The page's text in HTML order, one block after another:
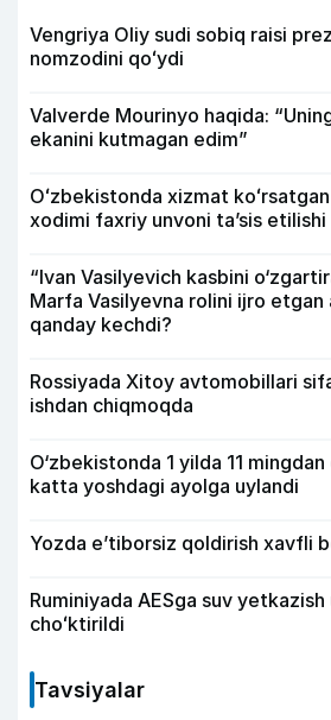
Vengriya Oliy sudi sobiq raisi
nomzodini qoʻydi
Valverde Mourinyo haqida:
ekanini kutmagan edim”
Oʻzbekistonda xizmat
xodimi faxriy unvoni taʼsis etilishi
“Ivan Vasilyevich kasbini
Marfa Vasilyevna rolini ijro
qanday kechdi?
Rossiyada Xitoy avtomobillari
ishdan chiqmoqda
O‘zbekistonda 1 yilda 11
katta yoshdagi ayolga uylandi
Yozda e’tiborsiz qoldirish xavfli
Ruminiyada AESga suv
choʻktirildi
Tavsiyalar